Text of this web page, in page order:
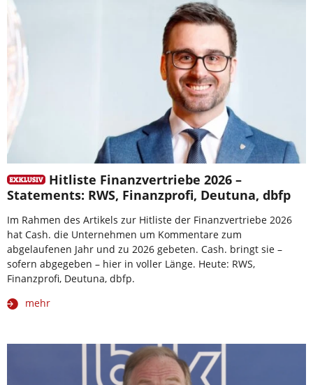
Hitliste Finanzvertriebe 2026 –
Statements: RWS, Finanzprofi, Deutuna, dbfp
Im Rahmen des Artikels zur Hitliste der Finanzvertriebe 2026
hat Cash. die Unternehmen um Kommentare zum
abgelaufenen Jahr und zu 2026 gebeten. Cash. bringt sie –
sofern abgegeben – hier in voller Länge. Heute: RWS,
Finanzprofi, Deutuna, dbfp.
mehr